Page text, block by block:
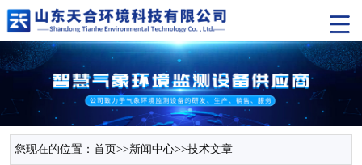
您现在的位置： 首页>>新闻中心>>技术文章